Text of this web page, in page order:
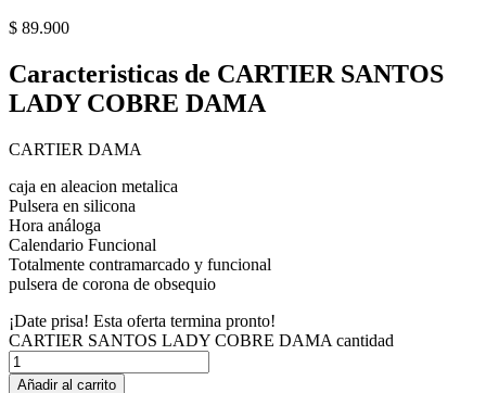
$ 89.900
Caracteristicas de CARTIER SANTOS
LADY COBRE DAMA
CARTIER DAMA
caja en aleacion metalica
Pulsera en silicona
Hora análoga
Calendario Funcional
Totalmente contramarcado y funcional
pulsera de corona de obsequio
¡Date prisa! Esta oferta termina pronto!
CARTIER SANTOS LADY COBRE DAMA cantidad
Añadir al carrito